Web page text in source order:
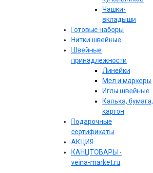
Чашки-
вкладыши
Готовые наборы
Нитки швейные
Швейные
принадлежности
Линейки
Мел и маркеры
Иглы швейные
Калька, бумага,
картон
Подарочные
сертификаты
АКЦИЯ
КАНЦТОВАРЫ -
veina-market.ru